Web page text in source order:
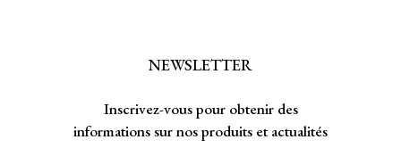
NEWSLETTER
Inscrivez-vous pour obtenir des
informations sur nos produits et actualités